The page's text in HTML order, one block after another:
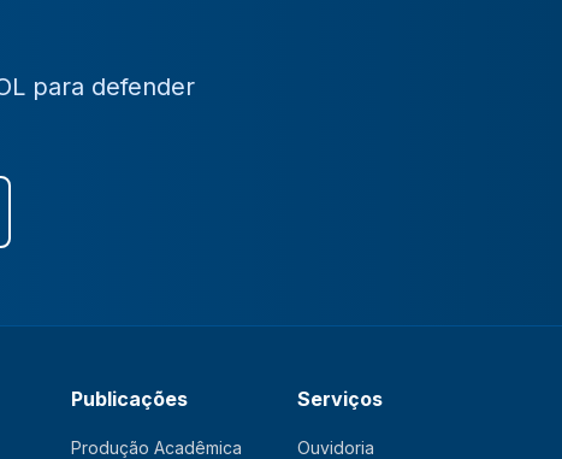
para defender
Publicações
Produção Acadêmica
Serviços
Ouvidoria